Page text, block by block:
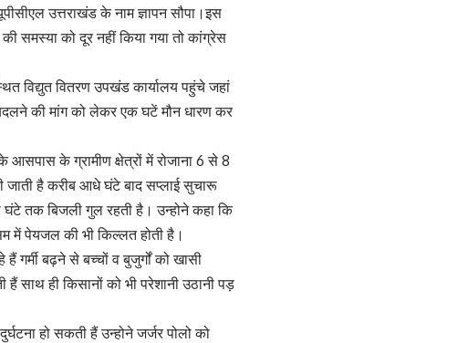
उत्तराखंड के नाम ज्ञापन सौपा।इस
समस्या को दूर नहीं किया गया तो कांग्रेस
विद्युत वितरण उपखंड कार्यालय पहुंचे जहां
बदलने की मांग को लेकर एक घटें मौन धारण कर
के ग्रामीण क्षेत्रों में रोजाना 6 से 8
जाती है करीब आधे घंटे बाद सप्लाई सुचारू
घंटे तक बिजली गुल रहती है। उन्होने कहा कि
में पेयजल की भी किल्लत होती है।
गर्मी बढ़ने से बच्चों व बुजुर्गों को खासी
ही किसानों को भी परेशानी उठानी पड़
हो सकती हैं उन्होने जर्जर पोलो को